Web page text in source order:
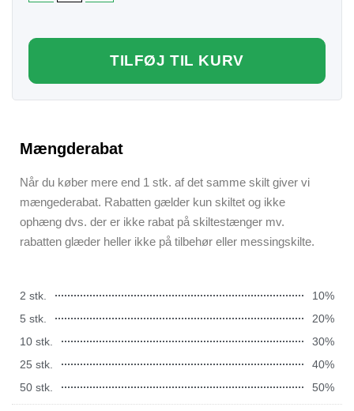
TILFØJ TIL KURV
Mængderabat
Når du køber mere end 1 stk. af det samme skilt giver vi
mængederabat. Rabatten gælder kun skiltet og ikke
ophæng dvs. der er ikke rabat på skiltestænger mv.
rabatten glæder heller ikke på tilbehør eller messingskilte.
2 stk.
10%
5 stk.
20%
10 stk.
30%
25 stk.
40%
50 stk.
50%